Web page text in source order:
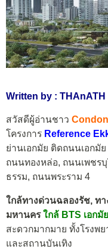
Written by : THAnATH
สวัสดีผู้อ่านชาว
โครงการ Reference
ย่านเอกมัย ติดถนนเอกมั
ถนนทองหล่อ, ถนนเพชร
ธรรม, ถนนพระราม 4
ใกล้ทางด่วนฉลองรัช, ท
มหานคร ใกล้ BTS เอกมั
สะดวกมากมาย ทั้งโรงพ
และสถานบันเทิง